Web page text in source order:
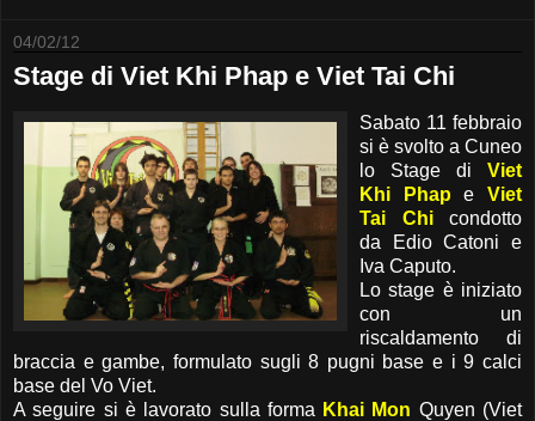
04/02/12
Stage di Viet Khi Phap e Viet Tai Chi
Sabato 11 febbraio
si è svolto a Cuneo
lo Stage di Viet
Khi Phap eViet
Tai Chicondotto
da Edio Catoni e
Iva Caputo.
Lo stage è iniziato
con un
riscaldamento di
braccia e gambe, formulato sugli 8 pugni base e i 9 calci
base del Vo Viet.
A seguire si è lavorato sulla forma Khai Mon Quyen (Viet